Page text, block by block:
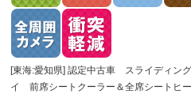
[東海:愛知県] 認定中古車 スライディン
イ 前席シートクーラー＆全席シートヒ